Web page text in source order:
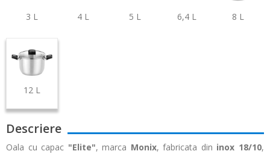
3 L 4 L 5 L 6,4 L 8 L
12 L
Descriere
Oala cu capac "Elite", marca Monix, fabricata din inox 18/10,